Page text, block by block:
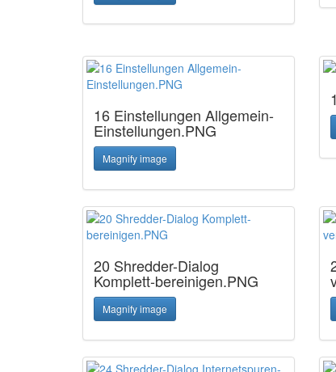
16 Einstellungen Allgemein-
Einstellungen.PNG
Magnify image
20 Shredder-Dialog
Komplett-bereinigen.PNG
Magnify image